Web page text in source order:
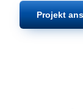
Projekt